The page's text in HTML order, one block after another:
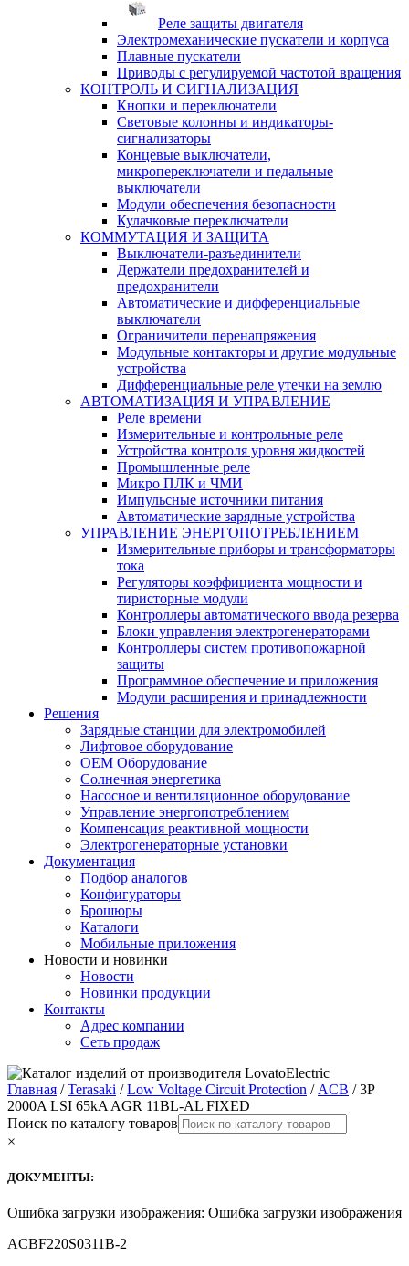
Реле защиты двигателя
Электромеханические пускатели и корпуса
Плавные пускатели
Приводы с регулируемой частотой вращения
КОНТРОЛЬ И СИГНАЛИЗАЦИЯ
Кнопки и переключатели
Световые колонны и индикаторы-
сигнализаторы
Концевые выключатели,
микропереключатели и педальные
выключатели
Модули обеспечения безопасности
Кулачковые переключатели
КОММУТАЦИЯ И ЗАЩИТА
Выключатели-разъединители
Держатели предохранителей и
предохранители
Автоматические и дифференциальные
выключатели
Ограничители перенапряжения
Модульные контакторы и другие модульные
устройства
Дифференциальные реле утечки на землю
АВТОМАТИЗАЦИЯ И УПРАВЛЕНИЕ
Реле времени
Измерительные и контрольные реле
Устройства контроля уровня жидкостей
Промышленные реле
Микро ПЛК и ЧМИ
Импульсные источники питания
Автоматические зарядные устройства
УПРАВЛЕНИЕ ЭНЕРГОПОТРЕБЛЕНИЕМ
Измерительные приборы и трансформаторы
тока
Регуляторы коэффициента мощности и
тиристорные модули
Контроллеры автоматического ввода резерва
Блоки управления электрогенераторами
Контроллеры систем противопожарной
защиты
Программное обеспечение и приложения
Модули расширения и принадлежности
Решения
Зарядные станции для электромобилей
Лифтовое оборудование
ОЕМ Оборудование
Солнечная энергетика
Насосное и вентиляционное оборудование
Управление энергопотреблением
Компенсация реактивной мощности
Электрогенераторные установки
Документация
Подбор аналогов
Конфигураторы
Брошюры
Каталоги
Мобильные приложения
Новости и новинки
Новости
Новинки продукции
Контакты
Адрес компании
Сеть продаж
Главная /Terasaki /Low Voltage Circuit Protection / ACB / 3P
2000A LSI 65kA AGR 11BL-AL FIXED
Поиск по каталогу товаров
×
ДОКУМЕНТЫ:
Ошибка загрузки изображения: Ошибка загрузки изображения
ACBF220S0311B-2